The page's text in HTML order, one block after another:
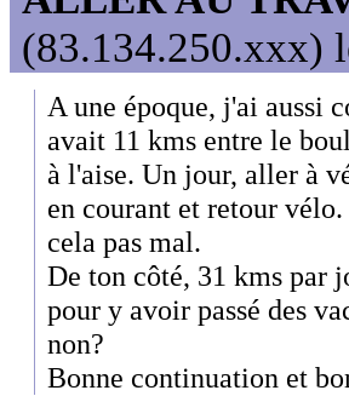
(83.134.250.xxx)
A une époque, j'ai aussi
avait 11 kms entre le
à l'aise. Un jour, aller à
en courant et retour
cela pas mal.
De ton côté, 31 kms par
pour y avoir passé des
non?
Bonne continuation et